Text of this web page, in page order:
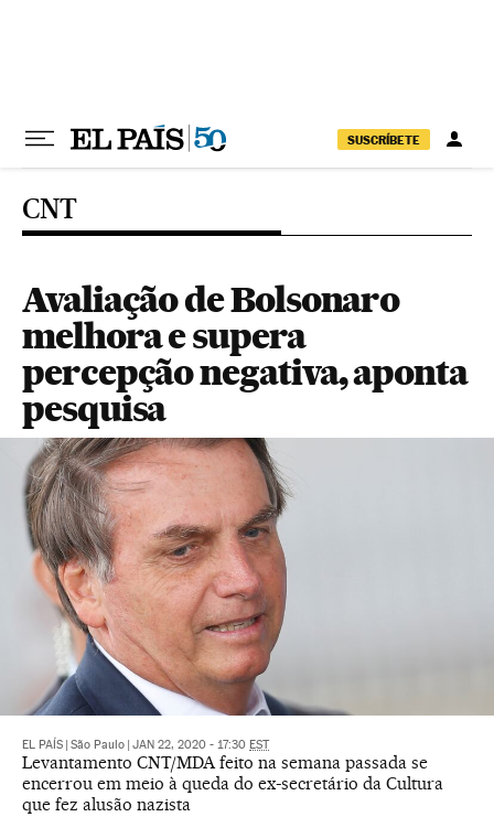
SUSCRÍBETE
CNT
Avaliação de Bolsonaro
melhora e supera
percepção negativa, aponta
pesquisa
EL PAÍS São Paulo JAN 22, 2020 - 17:30 EST
Levantamento CNT/MDA feito na semana passada se
encerrou em meio à queda do ex-secretário da Cultura
que fez alusão nazista